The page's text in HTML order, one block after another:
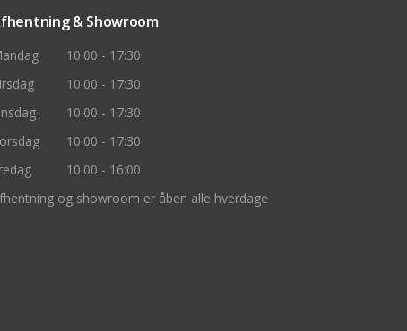
& Showroom
10:00 - 17:30
10:00 - 17:30
10:00 - 17:30
10:00 - 17:30
10:00 - 16:00
og showroom er åben alle hverdage